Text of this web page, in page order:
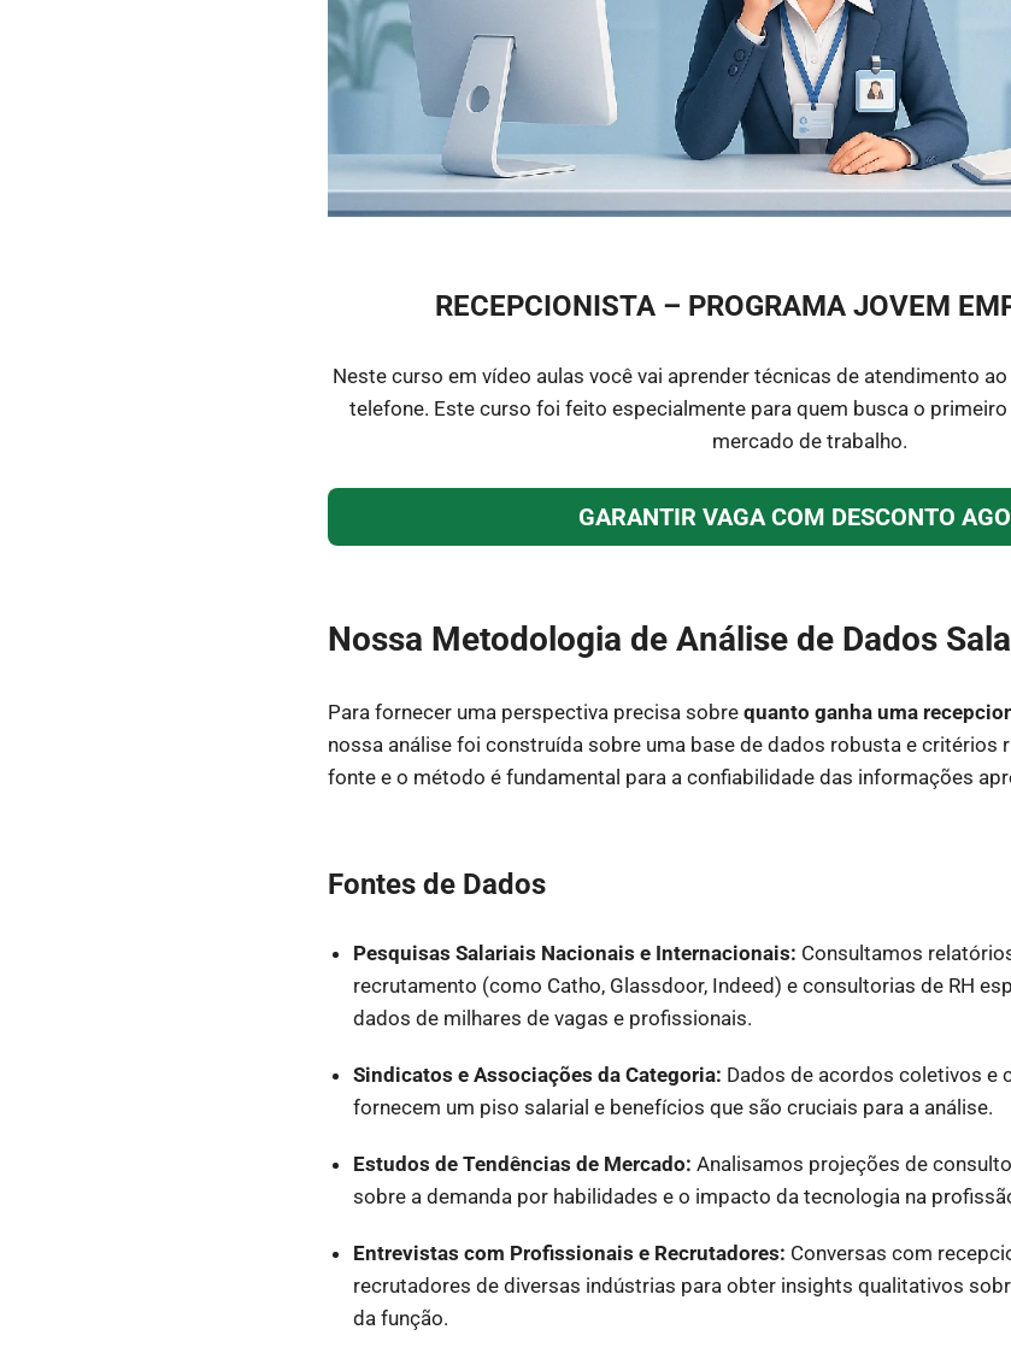
RECEPCIONISTA – PROGRAMA JOVEM
Neste curso em vídeo aulas você vai aprender técnicas de atendimento
telefone. Este curso foi feito especialmente para quem busca o
mercado de trabalho.
GARANTIR VAGA COM DESCONTO
Nossa Metodologia de Análise de Dados
Para fornecer uma perspectiva precisa sobre quanto ganha uma
nossa análise foi construída sobre uma base de dados robusta e critérios
fonte e o método é fundamental para a confiabilidade das informações
Fontes de Dados
Pesquisas Salariais Nacionais e Internacionais: Consultamos
recrutamento (como Catho, Glassdoor, Indeed) e consultorias de RH
dados de milhares de vagas e profissionais.
Sindicatos e Associações da Categoria: Dados de acordos coletivos e
fornecem um piso salarial e benefícios que são cruciais para a análise.
Estudos de Tendências de Mercado: Analisamos projeções de
sobre a demanda por habilidades e o impacto da tecnologia na
Entrevistas com Profissionais e Recrutadores: Conversas com
recrutadores de diversas indústrias para obter insights qualitativos
da função.